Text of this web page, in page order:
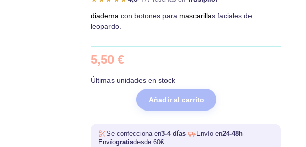
diadema con botones para mascarillas faciales de
leopardo.
5,50 €
Últimas unidades en stock
Añadir al carrito
Se confecciona en3-4 días· Envío en24-48h·
Envíogratisdesde 60€